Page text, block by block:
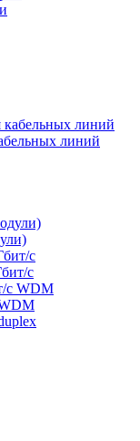
линий
c
c
с WDM